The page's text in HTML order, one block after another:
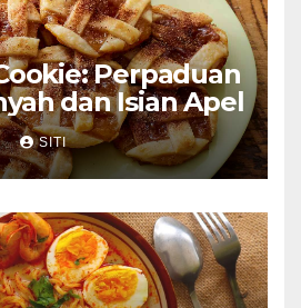
Perpaduan
dan Isian Apel
SITI